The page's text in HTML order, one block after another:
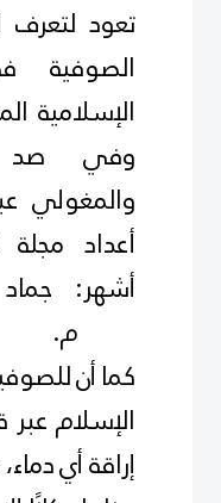
تعود
الصوفية
الإسلامية
وفي صد
والمغولي
أعداد
أشهر:
.
كما أن
الإسلام عبر
إراقة أي